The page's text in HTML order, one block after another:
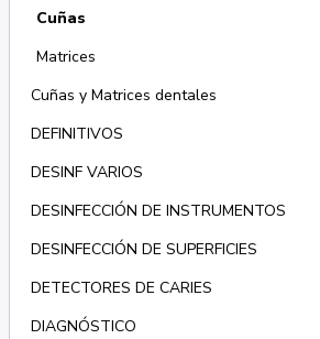
Cuñas
Matrices
Cuñas y Matrices dentales
DEFINITIVOS
DESINF VARIOS
DESINFECCIÓN DE INSTRUMENTOS
DESINFECCIÓN DE SUPERFICIES
DETECTORES DE CARIES
DIAGNÓSTICO